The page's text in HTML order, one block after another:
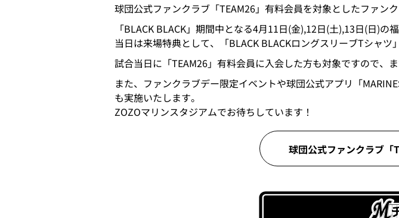
球団公式ファンクラブ「TEAM26」有料会員を対象としたファン
「BLACK BLACK」期間中となる4月11日(金),12日(土),13日(日)の
当日は来場特典として、「BLACK BLACKロングスリーブTシャ
試合当日に「TEAM26」有料会員に入会した方も対象ですので、
また、ファンクラブデー限定イベントや球団公式アプリ「
も実施いたします。
ZOZOマリンスタジアムでお待ちしています！
球団公式ファンクラブ「